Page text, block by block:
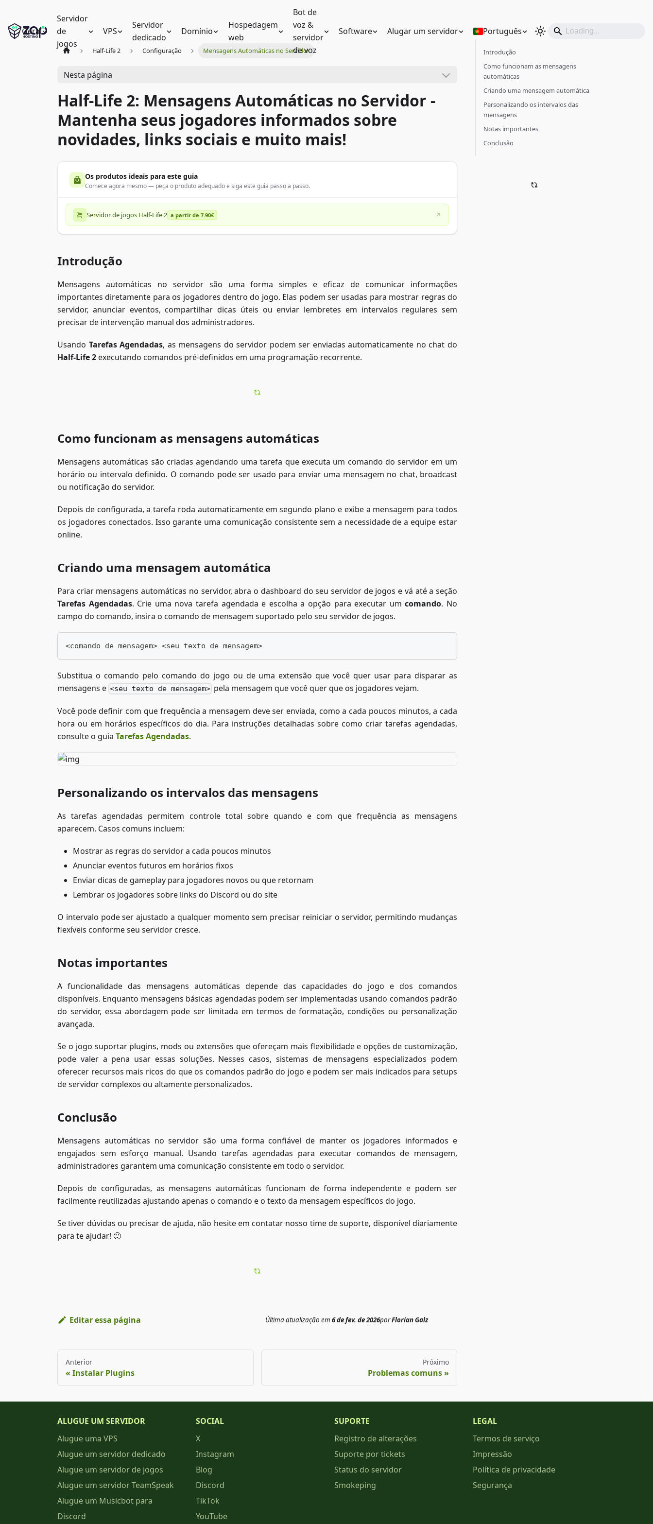
Geral
Servidor
de
jogos
VPS
Servidor
dedicado
Domínio
Hospedagem
web
Bot de
voz &
servidor
de voz
Software Alugar um servidor Português
Half-Life 2 Configuração Mensagens Automáticas no Servidor
Nesta página
Half-Life 2: Mensagens Automáticas no Servidor -
Mantenha seus jogadores informados sobre
novidades, links sociais e muito mais!
Os produtos ideais para este guia
Comece agora mesmo — peça o produto adequado e siga este guia passo a passo.
Servidor de jogos Half-Life 2 a partir de 7.90€
Introdução
Mensagens automáticas no servidor são uma forma simples e eficaz de comunicar informações
importantes diretamente para os jogadores dentro do jogo. Elas podem ser usadas para mostrar regras do
servidor, anunciar eventos, compartilhar dicas úteis ou enviar lembretes em intervalos regulares sem
precisar de intervenção manual dos administradores.
Usando Tarefas Agendadas, as mensagens do servidor podem ser enviadas automaticamente no chat do
Half-Life 2executando comandos pré-definidos em uma programação recorrente.
Como funcionam as mensagens automáticas
Mensagens automáticas são criadas agendando uma tarefa que executa um comando do servidor em um
horário ou intervalo definido. O comando pode ser usado para enviar uma mensagem no chat, broadcast
ou notificação do servidor.
Depois de configurada, a tarefa roda automaticamente em segundo plano e exibe a mensagem para todos
os jogadores conectados. Isso garante uma comunicação consistente sem a necessidade de a equipe estar
online.
Criando uma mensagem automática
Para criar mensagens automáticas no servidor, abra o dashboard do seu servidor de jogos e vá até a seção
Tarefas Agendadas. Crie uma nova tarefa agendada e escolha a opção para executar umcomando. No
campo do comando, insira o comando de mensagem suportado pelo seu servidor de jogos.
<comando de mensagem> <seu texto de mensagem>
Substitua o comando pelo comando do jogo ou de uma extensão que você quer usar para disparar as
mensagens e <seu texto de mensagem> pela mensagem que você quer que os jogadores vejam.
Você pode definir com que frequência a mensagem deve ser enviada, como a cada poucos minutos, a cada
hora ou em horários específicos do dia. Para instruções detalhadas sobre como criar tarefas agendadas,
consulte o guia Tarefas Agendadas.
Personalizando os intervalos das mensagens
As tarefas agendadas permitem controle total sobre quando e com que frequência as mensagens
aparecem. Casos comuns incluem:
Mostrar as regras do servidor a cada poucos minutos
Anunciar eventos futuros em horários fixos
Enviar dicas de gameplay para jogadores novos ou que retornam
Lembrar os jogadores sobre links do Discord ou do site
O intervalo pode ser ajustado a qualquer momento sem precisar reiniciar o servidor, permitindo mudanças
flexíveis conforme seu servidor cresce.
Notas importantes
A funcionalidade das mensagens automáticas depende das capacidades do jogo e dos comandos
disponíveis. Enquanto mensagens básicas agendadas podem ser implementadas usando comandos padrão
do servidor, essa abordagem pode ser limitada em termos de formatação, condições ou personalização
avançada.
Se o jogo suportar plugins, mods ou extensões que ofereçam mais flexibilidade e opções de customização,
pode valer a pena usar essas soluções. Nesses casos, sistemas de mensagens especializados podem
oferecer recursos mais ricos do que os comandos padrão do jogo e podem ser mais indicados para setups
de servidor complexos ou altamente personalizados.
Conclusão
Mensagens automáticas no servidor são uma forma confiável de manter os jogadores informados e
engajados sem esforço manual. Usando tarefas agendadas para executar comandos de mensagem,
administradores garantem uma comunicação consistente em todo o servidor.
Depois de configuradas, as mensagens automáticas funcionam de forma independente e podem ser
facilmente reutilizadas ajustando apenas o comando e o texto da mensagem específicos do jogo.
Se tiver dúvidas ou precisar de ajuda, não hesite em contatar nosso time de suporte, disponível diariamente
para te ajudar! 🙂
Editar essa página Última atualização em 6 de fev. de 2026porFlorian Galz
Anterior
Instalar Plugins
Próximo
Problemas comuns
Introdução
Como funcionam as mensagens
automáticas
Criando uma mensagem automática
Personalizando os intervalos das
mensagens
Notas importantes
Conclusão
ALUGUE UM SERVIDOR
Alugue uma VPS
Alugue um servidor dedicado
Alugue um servidor de jogos
Alugue um servidor TeamSpeak
Alugue um Musicbot para
Discord
SOCIAL
X
Instagram
Blog
Discord
TikTok
YouTube
SUPORTE
Registro de alterações
Suporte por tickets
Status do servidor
Smokeping
LEGAL
Termos de serviço
Impressão
Política de privacidade
Segurança